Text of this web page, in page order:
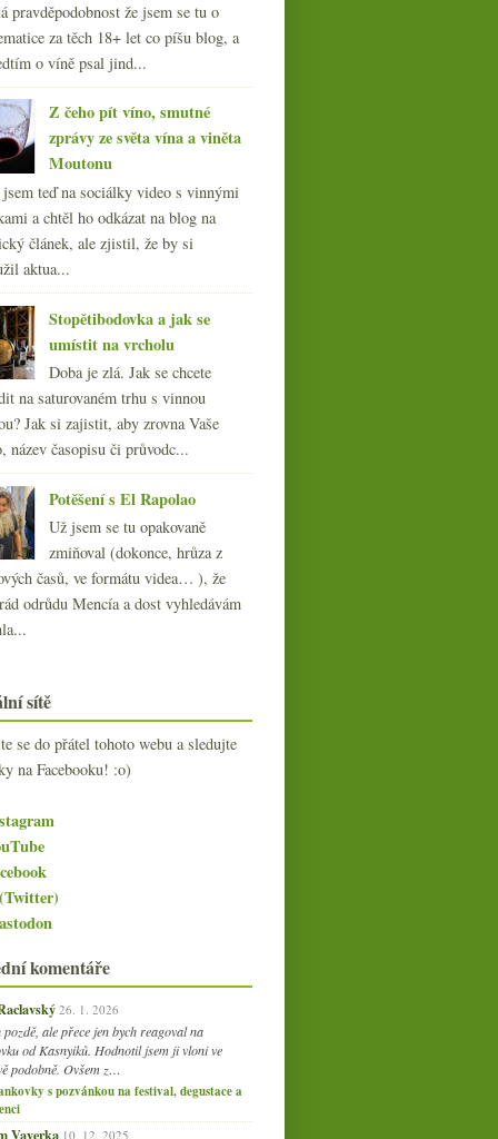
pravděpodobnost že jsem se tu o
za těch 18+ let co píšu blog, a
o víně psal jind...
Z čeho pít víno, smutné
zprávy ze světa vína a viněta
Moutonu
teď na sociálky video s vinnými
a chtěl ho odkázat na blog na
článek, ale zjistil, že by si
aktua...
Stopětibodovka a jak se
umístit na vrcholu
Doba je zlá. Jak se chcete
na saturovaném trhu s vinnou
Jak si zajistit, aby zrovna Vaše
název časopisu či průvodc...
Potěšení s El Rapolao
Už jsem se tu opakovaně
zmiňoval (dokonce, hrůza z
časů, ve formátu videa… ), že
odrůdu Mencía a dost vyhledávám
sítě
se do přátel tohoto webu a sledujte
na Facebooku! :o)
komentáře
26. 1. 2026
ale přece jen bych reagoval na
od Kasnyiků. Hodnotil jsem ji vloni ve
podobně. Ovšem z…
s pozvánkou na festival, degustace a
Vaverka 10. 12. 2025